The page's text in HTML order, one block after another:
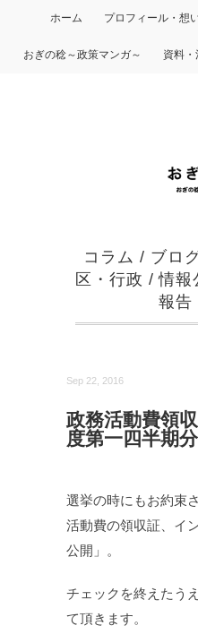
ホーム プロフィール・想
おぎの稔～政策マンガ～ 資料
コラム / ブロ
区・行政 /情報
報告
Sep 22, 2016
政務活動費領
度第一四半期
選挙の時にもお約束
活動費の領収証、イ
公開」。
チェックを終えたう
て頂きます。